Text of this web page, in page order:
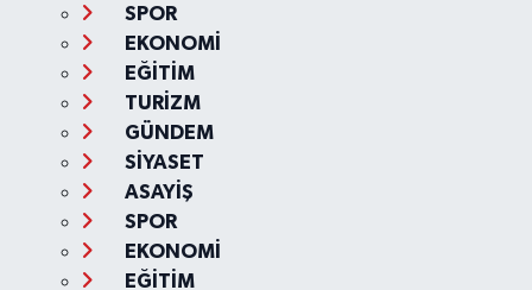
SPOR
EKONOMİ
EĞİTİM
TURİZM
GÜNDEM
SİYASET
ASAYİŞ
SPOR
EKONOMİ
EĞİTİM